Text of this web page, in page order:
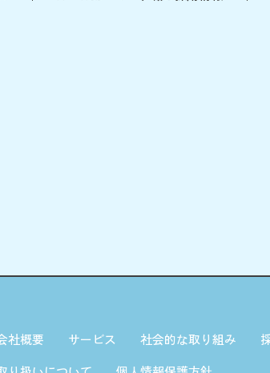
社概要 サービス 社会的な取り組み